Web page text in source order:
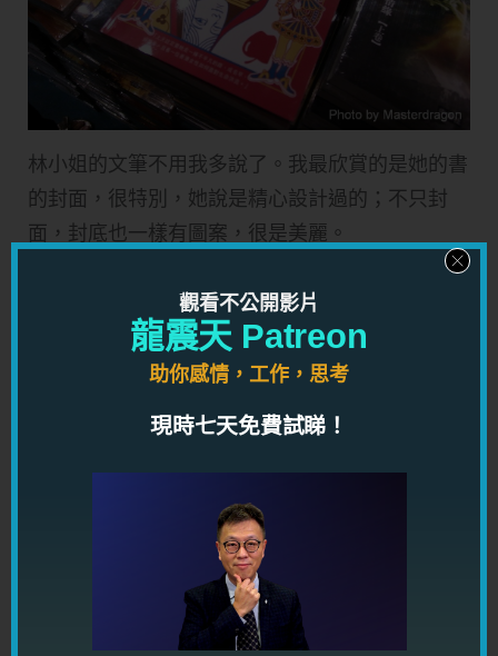
林小姐的文筆不用我多說了。我最欣賞的是她的書
的封面，很特別，她說是精心設計過的；不只封
面，封底也一樣有圖案，很是美麗。
以下的武俠小說，就是我早兩天說過的講座，倪匡
先生也是評判之一的武俠小說比賽得奬作品了：
我和龍嫂真犀利，看了一看，揭了數頁，馬上覺得
的皎皎則真的尚有一段距離，但也算 ok 了。
我們也買了兩套作品，又有好書可以看了！
中華書局，個 counter 都幾大：
觀看不公開影片
龍震天 Patreon
助你感情，工作，思考
現時七天免費試睇！